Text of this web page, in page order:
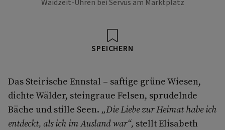
Waidzeit-Uhren bei Servus am Marktplatz
SPEICHERN
Das Steirische Ennstal – saftige grüne Wiesen,
dichte Wälder, steingraue Felsen, sprudelnde
Bäche und stille Seen. „Die Liebe zur Heimat habe ich
entdeckt, als ich im Ausland war“, stellt Elisabeth